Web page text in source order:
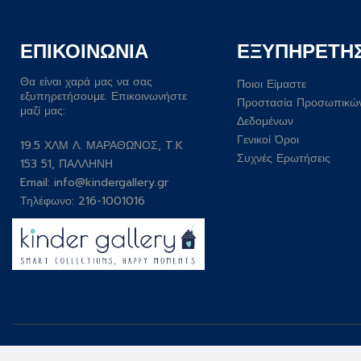
ΕΠΙΚΟΙΝΩΝΙΑ
Θα είναι χαρά μας να σας
εξυπηρετήσουμε. Επικοινωνήστε
μαζί μας:
19.5 ΧΛΜ Λ. ΜΑΡΑΘΩΝΟΣ, T.K
153 51, ΠΑΛΛΗΝΗ
Email: info@kindergallery.gr
Τηλέφωνο: 216-1001016
Ποιοι Είμαστε
Προστασία
Δεδομένων
Γενικοί Όροι
Συχνές Ερωτήσεις